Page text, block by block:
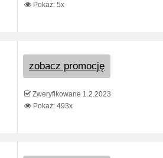
Pokaż: 5x
zobacz promocję
Zweryfikowane 1.2.2023
Pokaż: 493x